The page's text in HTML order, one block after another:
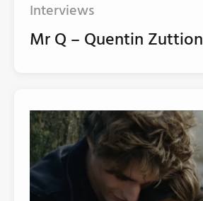
Interviews
Mr Q – Quentin Zuttion